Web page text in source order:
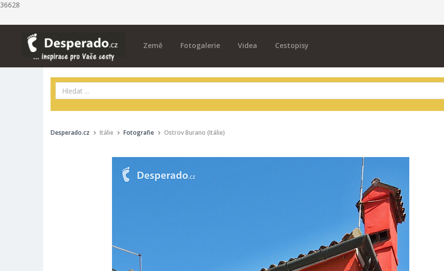
36628
Země Fotogalerie Videa Cestopisy
Desperado.cz Itálie Fotografie Ostrov Burano (Itálie)